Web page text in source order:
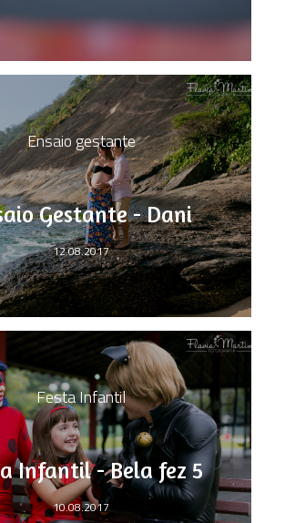
Ensaio gestante
Gestante - Dani
12.08.2017
Festa Infantil
Infantil - Bela fez 5
10.08.2017